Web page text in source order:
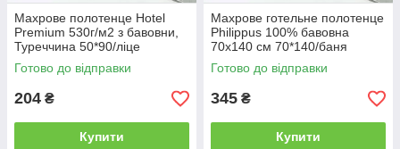
Махрове полотенце Hotel
Premium 530г/м2 з бавовни,
Туреччина 50*90/ліце
Готово до відправки
204 ₴
Купити
Махрове готельне полотенце
Philippus 100% бавовна
70х140 см 70*140/баня
Готово до відправки
345 ₴
Купити